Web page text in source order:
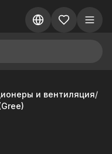
и вентиляция/